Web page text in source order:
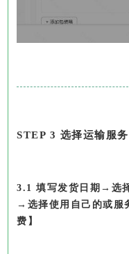
STEP 3 选择运输服务
3.1 填写发货日期→选
→选择使用自己的或服
费】